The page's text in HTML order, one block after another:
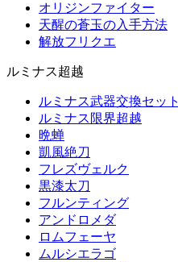
オリジンファイター
天醒の蒼玉の入手方法
解放フリクエ
ルミナス超越
ルミナス武器交換セット
ルミナス限界超越
晩蝉
凱風絶刀
フレズヴェルク
黒漆太刀
フルンティング
アンドロメダ
ロムフェーヤ
ムルシエラゴ